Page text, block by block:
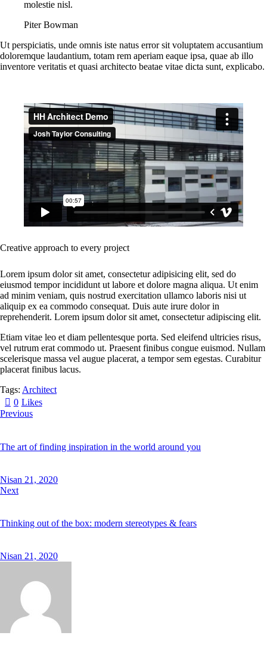
molestie nisl.
Piter Bowman
Ut perspiciatis, unde omnis iste natus error sit voluptatem accusantium
doloremque laudantium, totam rem aperiam eaque ipsa, quae ab illo
inventore veritatis et quasi architecto beatae vitae dicta sunt, explicabo.
Creative approach to every project
Lorem ipsum dolor sit amet, consectetur adipisicing elit, sed do
eiusmod tempor incididunt ut labore et dolore magna aliqua. Ut enim
ad minim veniam, quis nostrud exercitation ullamco laboris nisi ut
aliquip ex ea commodo consequat. Duis aute irure dolor in
reprehenderit. Lorem ipsum dolor sit amet, consectetur adipiscing elit.
Etiam vitae leo et diam pellentesque porta. Sed eleifend ultricies risus,
vel rutrum erat commodo ut. Praesent finibus congue euismod. Nullam
scelerisque massa vel augue placerat, a tempor sem egestas. Curabitur
placerat finibus lacus.
Tags: Architect
0 Likes
Previous
The art of finding inspiration in the world around you
Nisan 21, 2020
Next
Thinking out of the box: modern stereotypes & fears
Nisan 21, 2020